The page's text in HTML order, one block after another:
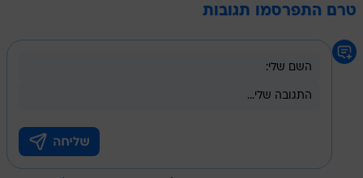
טרם התפרסמו תגובות